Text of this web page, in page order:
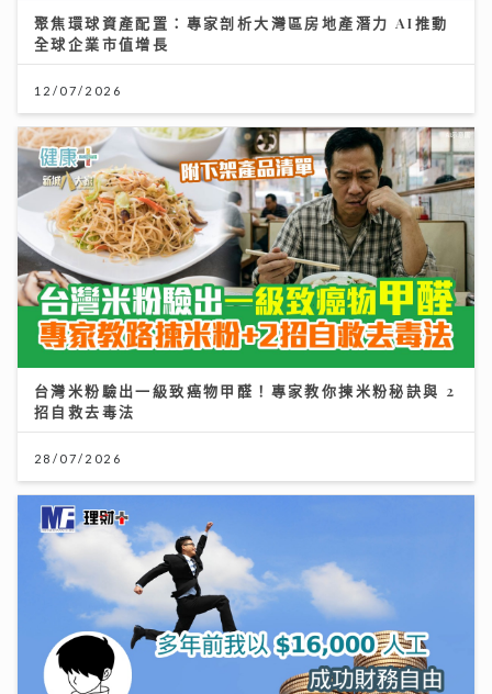
聚焦環球資產配置：專家剖析大灣區房地產潛力 AI推動
全球企業市值增長
12/07/2026
台灣米粉驗出一級致癌物甲醛！專家教你揀米粉秘訣與 2
招自救去毒法
28/07/2026